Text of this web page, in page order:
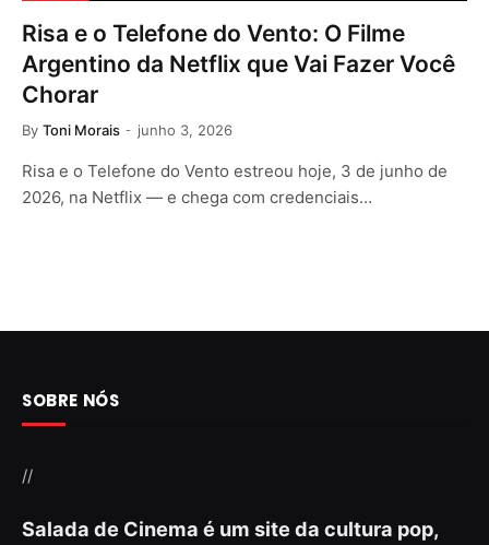
Risa e o Telefone do Vento: O Filme
Argentino da Netflix que Vai Fazer Você
Chorar
By Toni Morais junho 3, 2026
Risa e o Telefone do Vento estreou hoje, 3 de junho de
2026, na Netflix — e chega com credenciais…
SOBRE NÓS
//
Salada de Cinema é um site da cultura pop,